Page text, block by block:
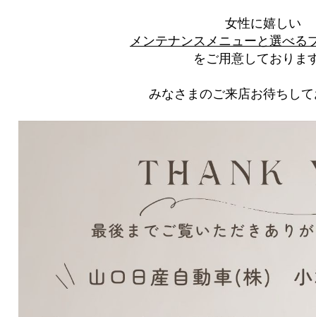
女性に嬉しい
メンテナンスメニューと選べる
をご用意しておりま
みなさまのご来店お待ちし